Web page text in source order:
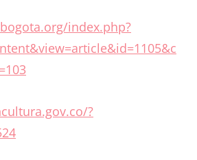
index.php?
?